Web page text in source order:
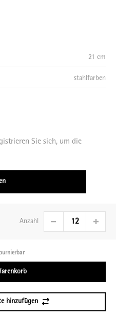
21 cm
stahlfarben
Sie sich, um die
Anzahl
hinzufügen